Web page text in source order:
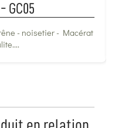
GC05
- noisetier - Macérat